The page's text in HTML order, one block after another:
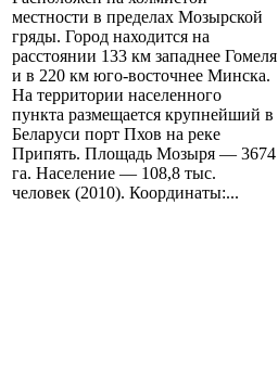
местности в пределах Мозырской
гряды. Город находится на
расстоянии 133 км западнее Гомеля
и в 220 км юго-восточнее Минска.
На территории населенного
пункта размещается крупнейший в
Беларуси порт Пхов на реке
Припять. Площадь Мозыря — 3674
га. Население — 108,8 тыс.
человек (2010). Координаты:...